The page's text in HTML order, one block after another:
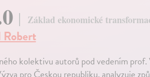
Základ ekonomické
Robert
kolektivu autorů pod vedením